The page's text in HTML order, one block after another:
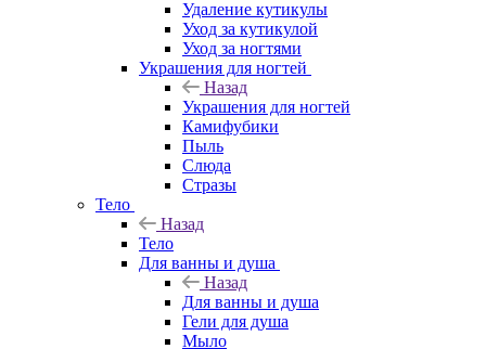
Удаление кутикулы
Уход за кутикулой
Уход за ногтями
Украшения для ногтей
Назад
Украшения для ногтей
Камифубики
Пыль
Слюда
Стразы
Тело
Назад
Тело
Для ванны и душа
Назад
Для ванны и душа
Гели для душа
Мыло